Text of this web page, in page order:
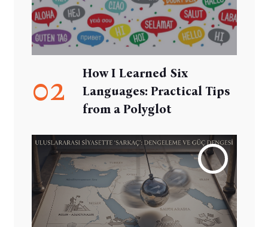
02
How I Learned Six
Languages: Practical Tips
from a Polyglot